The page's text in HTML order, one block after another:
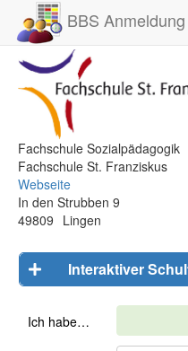
BBS Anmeldung
Fachschule Sozialpädagogik
Fachschule St. Franziskus
Webseite
In den Strubben 9
49809 Lingen
Interaktiver
Ich habe…